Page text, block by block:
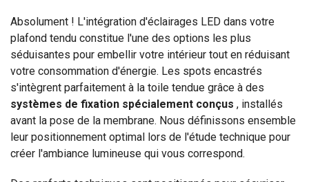
Absolument ! L'intégration d'éclairages LED dans votre
plafond tendu constitue l'une des options les plus
séduisantes pour embellir votre intérieur tout en réduisant
votre consommation d'énergie. Les spots encastrés
s'intègrent parfaitement à la toile tendue grâce à des
systèmes de fixation spécialement conçus , installés
avant la pose de la membrane. Nous définissons ensemble
leur positionnement optimal lors de l'étude technique pour
créer l'ambiance lumineuse qui vous correspond.